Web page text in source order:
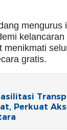
mengurus
menikmati
gratis.
Perkuat